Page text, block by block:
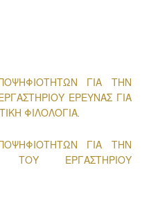
ΓΙΑ ΤΗΝ
ΕΡΕΥΝΑΣ ΓΙΑ
ΦΙΛΟΛΟΓΙΑ.
ΓΙΑ ΤΗΝ
ΤΟΥ ΕΡΓΑΣΤΗΡΙΟΥ